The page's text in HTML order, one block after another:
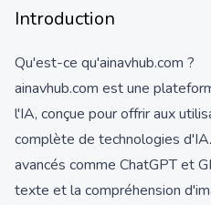
Introduction
Qu'est-ce qu'ainavhub.com ?
ainavhub.com est une
l'IA, conçue pour offrir aux
complète de technologies
avancés comme ChatGPT et
texte et la compréhension